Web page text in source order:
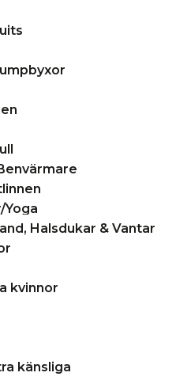
Yoga
Halsdukar & Vantar
kvinnor
känsliga